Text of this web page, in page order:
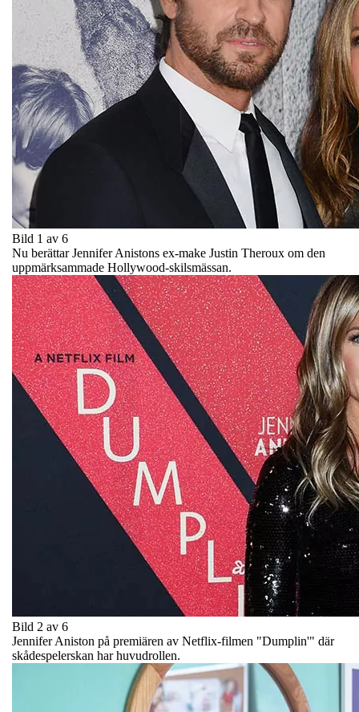
Bild 1 av 6
Nu berättar Jennifer Anistons ex-make Justin Theroux om den
uppmärksammade Hollywood-skilsmässan.
Bild 2 av 6
Jennifer Aniston på premiären av Netflix-filmen "Dumplin'" där
skådespelerskan har huvudrollen.